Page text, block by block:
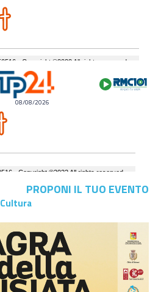
08/08/2026
PROPONI IL TUO EVENTO
Cultura